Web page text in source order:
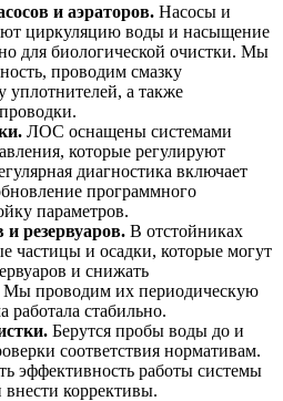
и аэраторов. Насосы и
циркуляцию воды и насыщение
для биологической очистки. Мы
проводим смазку
а также
. ЛОС оснащены системами
которые регулируют
диагностика включает
программного
параметров.
резервуаров. В отстойниках
частицы и осадки, которые могут
и снижать
Мы проводим их периодическую
работала стабильно.
Берутся пробы воды до и
соответствия нормативам.
эффективность работы системы
коррективы.